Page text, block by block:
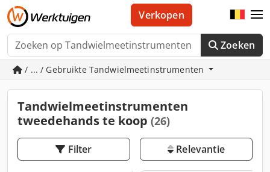
Zoeken
Verkopen
/ ... / Gebruikte Tandwielmeetinstrumenten
Tandwielmeetinstrumenten
tweedehands te koop (26)
Filter Relevantie